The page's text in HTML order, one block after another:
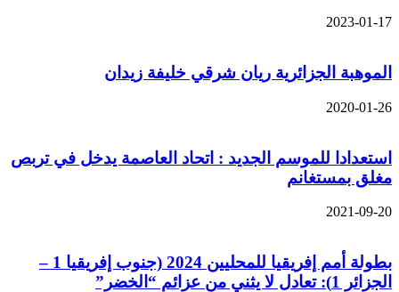
2023-01-17
الموهبة الجزائرية ريان شرقي خليفة زيدان
2020-01-26
استعدادا للموسم الجديد : اتحاد العاصمة يدخل في تربص
مغلق بمستغانم
2021-09-20
بطولة أمم إفريقيا للمحليين 2024 (جنوب إفريقيا 1 –
الجزائر 1): تعادل لا يثني من عزائم “الخضر”